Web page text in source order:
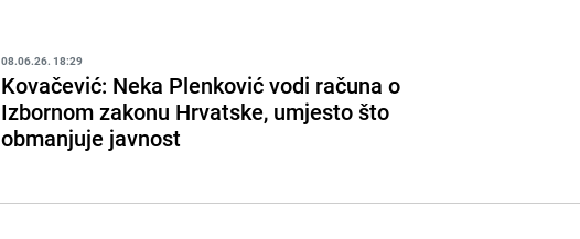
08.06.26. 18:29
Kovačević: Neka Plenković vodi računa o
Izbornom zakonu Hrvatske, umjesto što
obmanjuje javnost